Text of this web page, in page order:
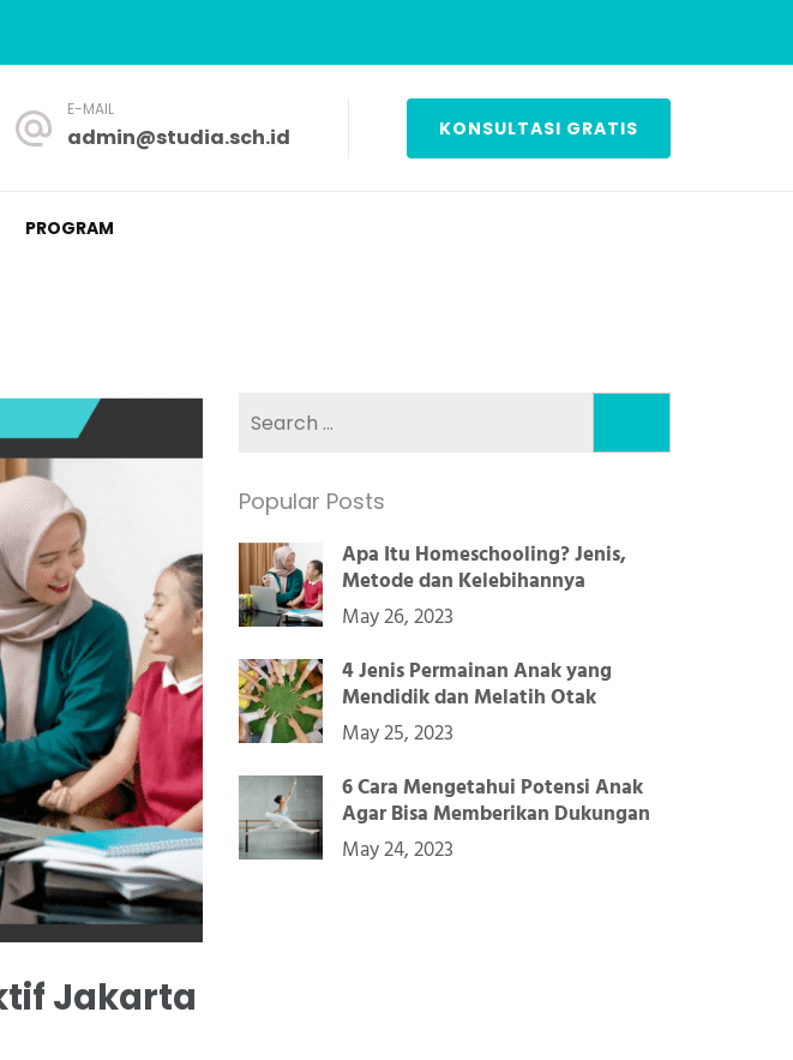
E-MAIL
admin@studia.sch.id KONSULTASI GRATIS
PROGRAM
Jakarta
for:
Popular Posts
Apa Itu Homeschooling? Jenis,
Metode dan Kelebihannya
May 26, 2023
4 Jenis Permainan Anak yang
Mendidik dan Melatih Otak
May 25, 2023
6 Cara Mengetahui Potensi Anak
Agar Bisa Memberikan Dukungan
May 24, 2023